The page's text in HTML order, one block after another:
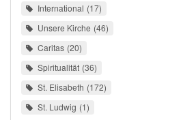
International 17
Unsere Kirche 46
Caritas 20
Spiritualität 36
St. Elisabeth 172
St. Ludwig 1